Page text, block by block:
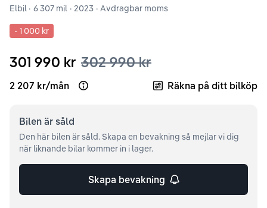
Elbil · 6 307 mil · 2023 · Avdragbar moms
- 1 000 kr
301 990 kr 302 990 kr
2 207 kr/mån Open loan example Räkna på ditt bilköp
Bilen är såld
Den här bilen är såld. Skapa en bevakning så mejlar vi dig
när liknande bilar kommer in i lager.
Skapa bevakning